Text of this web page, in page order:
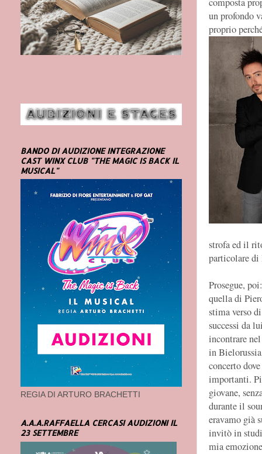
un profondo
proprio
strofa ed il
particolare di
Prosegue,
quella di
stima verso
successi da
incontrare
in
concerto
importanti.
giovane,
durante il
eravamo già
invitò in
mia
BANDO DI AUDIZIONE INTEGRAZIONE
CAST WINX CLUB "THE MAGIC IS BACK IL
MUSICAL"
REGIA DI ARTURO BRACHETTI
A.A.A.RAFFAELLA CERCASI AUDIZIONI IL
23 SETTEMBRE